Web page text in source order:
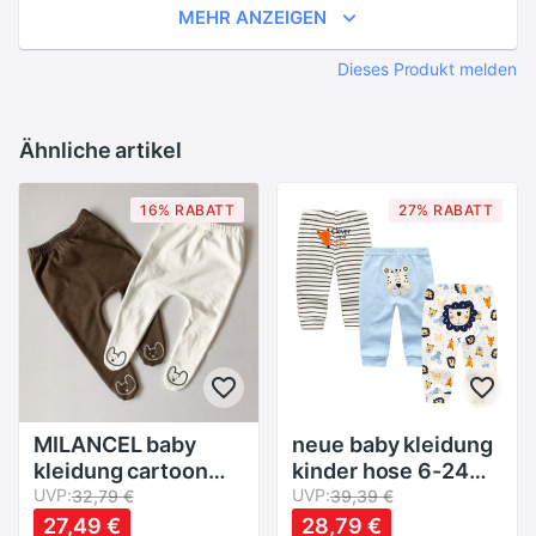
MEHR ANZEIGEN
Dieses Produkt melden
Ähnliche artikel
16% RABATT
MILANCEL baby
kleidung cartoon
stil legging für
mädchen
UVP:32,79 €
27,49 €
27% RABATT
neue baby kleidung
kinder hose 6-24
monate 3 teile/los
cartoon druck
UVP:39,39 €
28,79 €